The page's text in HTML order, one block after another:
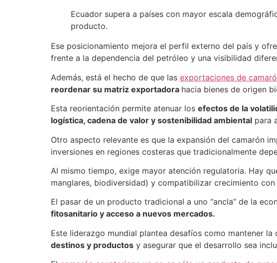
Ecuador supera a países con mayor escala
producto.
Ese posicionamiento mejora el perfil externo del país y
frente a la dependencia del petróleo y una visibilidad
Además, está el hecho de que las exportaciones de
reordenar su matriz exportadora hacia bienes de origen
Esta reorientación permite atenuar los efectos de la
logística, cadena de valor y sostenibilidad ambiental para
Otro aspecto relevante es que la expansión del camarón
inversiones en regiones costeras que tradicionalmente
Al mismo tiempo, exige mayor atención regulatoria. Hay
manglares, biodiversidad) y compatibilizar crecimiento con
El pasar de un producto tradicional a uno “ancla” de la
fitosanitario y acceso a nuevos mercados.
Este liderazgo mundial plantea desafíos como mantener
destinos y productos y asegurar que el desarrollo sea